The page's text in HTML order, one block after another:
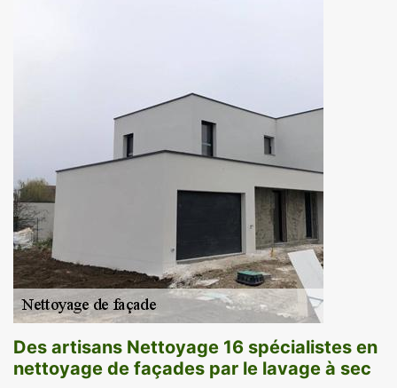
Des artisans Nettoyage 16 spécialistes en
nettoyage de façades par le lavage à sec